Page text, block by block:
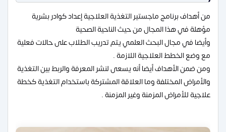
من أهداف برنامج ماجستير التغذية العلاجية إعداد كوادر بشرية
مؤهلة في هذا المجال من حيث الناحية الصحية
وأيضا في مجال البحث العلمي يتم تدريب الطلاب على حالات فعلية
مع وضع الخطط العلاجية اللازمة .
ومن ضمن الأهداف أيضا أنه يسعى لنشر المعرفة والربط بين التغذية
والأمراض المختلفة وما العلاقة المشتركة باستخدام التغذية كخطة
علاجية للأمراض المزمنة وغير المزمنة .